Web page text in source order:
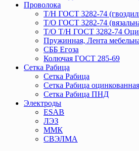
Проволока
Т/Н ГОСТ 3282-74
Т/О ГОСТ 3282-74
Т/О Т/Н ГОСТ 3282-74
Пружинная, Лента
СББ Егоза
Колючая ГОСТ 285-69
Сетка Рабица
Сетка Рабица
Сетка Рабица оцинкованная
Сетка Рабица ПНД
Электроды
ESAB
ЛЭЗ
ММК
СВЭЛМА